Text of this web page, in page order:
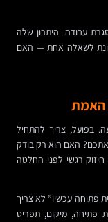
עבודה. היתרון שלה
לשאלה אחת — האם
בפועל, צריך להתחיל
האם הוא רק בודק
חיזוק רגשי לפני החלטה
פתוחה עכשיו” לא צריך
פתיחה, מיקום, תפריט